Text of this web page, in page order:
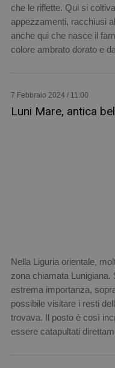
che le riflette. Qui si
appezzamenti, racchiusi
anche qui che nasce il
colore ambrato dorato e
7 Febbraio 2024 / 11:00
Luni Mare, antica
Nella Liguria orientale,
zona chiamata Lunigiana.
estrema importanza,
possibile visitare i resti
trovava. Il posto è così
essere catapultati